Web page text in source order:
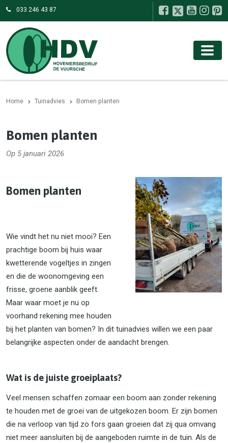
033 246 43 87
Home Tuinadvies Bomen planten
Bomen planten
Op 5 januari 2026
Bomen planten
Wie vindt het nu niet mooi? Een
prachtige boom bij huis waar
kwetterende vogeltjes in zingen
en die de woonomgeving een
frisse, groene aanblik geeft.
Maar waar moet je nu op
voorhand rekening mee houden
bij het planten van bomen? In dit tuinadvies willen we een paar
belangrijke aspecten onder de aandacht brengen.
Wat is de juiste groeiplaats?
Veel mensen schaffen zomaar een boom aan zonder rekening
te houden met de groei van de uitgekozen boom. Er zijn bomen
die na verloop van tijd zo fors gaan groeien dat zij qua omvang
niet meer aansluiten bij de aangeboden ruimte in de tuin. Als de